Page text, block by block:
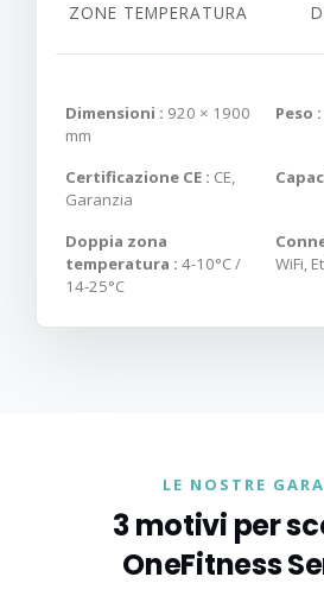
ZONE TEMPERATURA
Dimensioni : 920 × 1900
mm
Peso :
Certificazione CE : CE,
Garanzia
Doppia zona
temperatura : 4-10°C /
14-25°C
WiFi,
LE NOSTRE
3 motivi per
OneFitness